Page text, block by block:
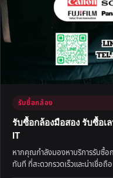
รับซื้อกล้อง
รับซื้อกล้องมือสอง รับซื้อเ
IT
หากคุณกำลังมองหาบริการรับซื้
ทันที ที่สะดวกรวดเร็วและน่าเชื่อ